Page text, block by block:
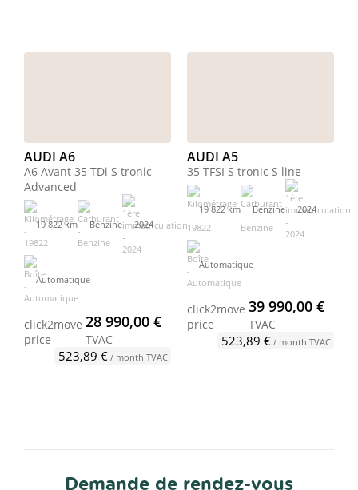
AUDI A6
A6 Avant 35 TDi S tronic
Advanced
19 822 km Benzine 2024
Automatique
click2move
price
28 990,00 €
TVAC
523,89 €/ month TVAC
AUDI A5
35 TFSI S tronic S line
19 822 km Benzine 2024
Automatique
click2move
price
39 990,00 €
TVAC
523,89 €/ month TVAC
Demande de rendez-vous